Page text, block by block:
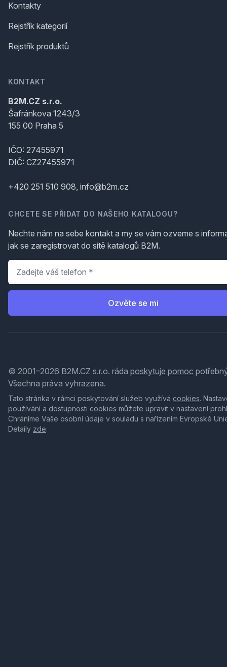
Kontakty
Rejstřík kategorií
Rejstřík produktů
KONTAKT
B2M.CZ s.r.o.
Šafránkova 1243/3
155 00 Praha 5
IČO: 27455971
DIČ: CZ27455971
+420 251 510 908, info@b2m.cz
CHCETE SE PŘIDAT DO NAŠEHO KATALOGU?
Nechte nám na sebe kontakt a my se vám ozveme s
jak se zaregistrovat do sítě katalogů B2M.
Telefon
Ozvěte se mi
© 2001–2026 B2M.CZ s.r.o. ráda poskytuje pomoc
Všechna práva vyhrazena.
Tato stránka v rámci poskytování služeb využívá cookies.
používání a dostupnosti cookies můžete upravit v nastavení
Chráníme Vaše osobní údaje v souladu s nařízením Evropské
Detaily zde.